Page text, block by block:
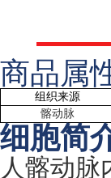
商品属
组织来源
髂动脉
细胞简
人髂动